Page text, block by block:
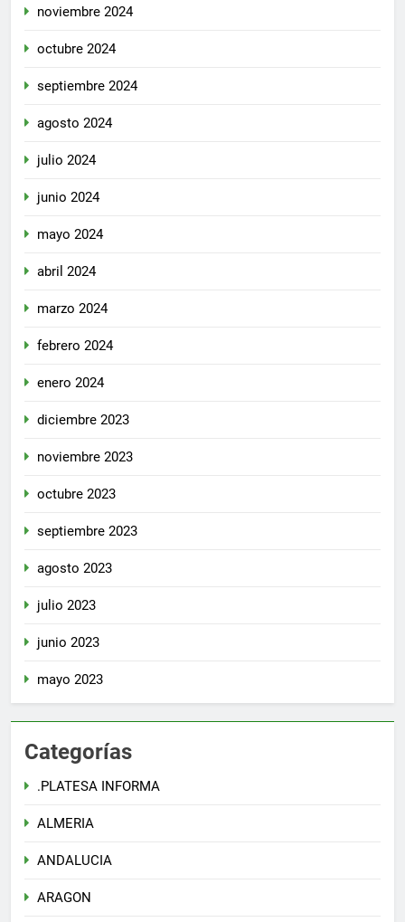
noviembre 2024
octubre 2024
septiembre 2024
agosto 2024
julio 2024
junio 2024
mayo 2024
abril 2024
marzo 2024
febrero 2024
enero 2024
diciembre 2023
noviembre 2023
octubre 2023
septiembre 2023
agosto 2023
julio 2023
junio 2023
mayo 2023
Categorías
.PLATESA INFORMA
ALMERIA
ANDALUCIA
ARAGON